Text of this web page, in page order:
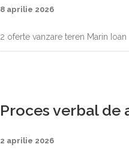
8 aprilie 2026
2 oferte vanzare teren Marin Ioan
Proces verbal de
2 aprilie 2026